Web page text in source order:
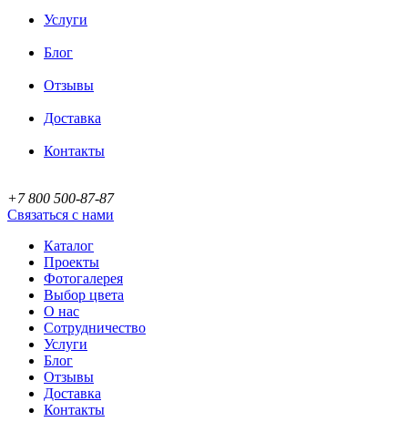
Услуги
Блог
Отзывы
Доставка
Контакты
+7 800 500-87-87
Связаться с нами
Каталог
Проекты
Фотогалерея
Выбор цвета
О нас
Сотрудничество
Услуги
Блог
Отзывы
Доставка
Контакты